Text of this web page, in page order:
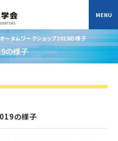
ータムワークショップ2019の様子
の様子
の様子